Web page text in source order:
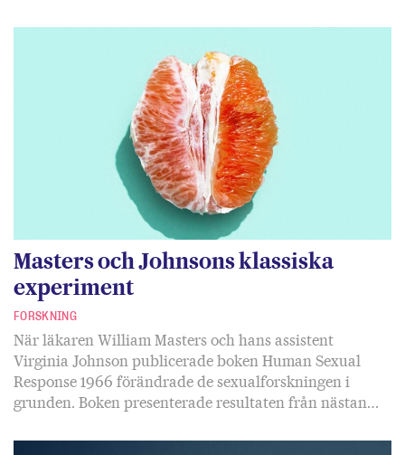
Masters och Johnsons klassiska
experiment
FORSKNING
När läkaren William Masters och hans assistent
Virginia Johnson publicerade boken Human Sexual
Response 1966 förändrade de sexualforskningen i
grunden. Boken presenterade resultaten från nästan…